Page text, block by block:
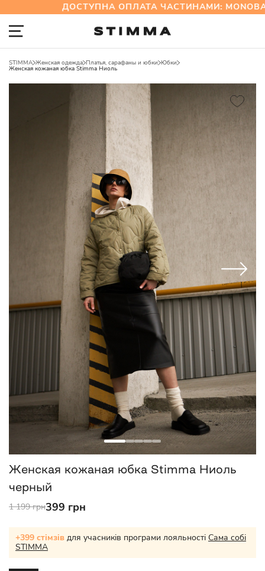
ДОСТУПНА ОПЛАТА ЧАСТИНАМИ:
STIMMA Женская одежда Платья, сарафаны и юбки Юбки
Женская кожаная юбка Stimma Ниоль
Женская кожаная юбка Stimma Ниоль
черный
1 199 грн399 грн
+399 стімзів для учасників програми лояльності Сама собі
STIMMA